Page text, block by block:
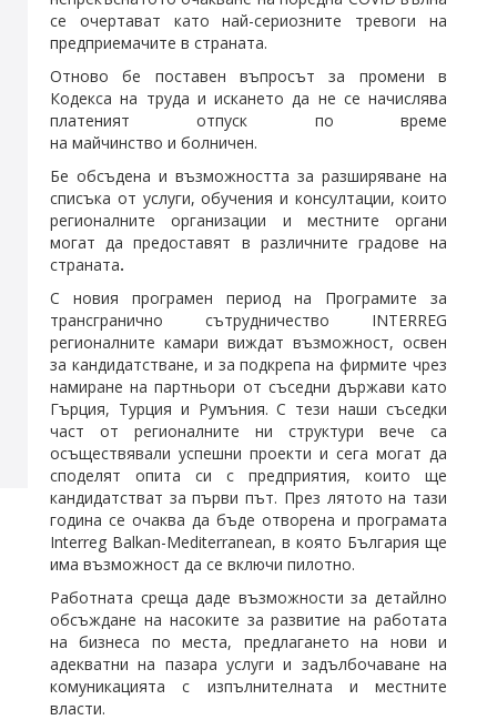
се очертават като най-сериозните тревоги на
предприемачите в страната.
Отново бе поставен въпросът за промени в
Кодекса на труда и искането да не се начислява
платеният отпуск по време
на майчинство и болничен.
Бе обсъдена и възможността за разширяване на
списъка от услуги, обучения и консултации, които
регионалните организации и местните органи
могат да предоставят в различните градове на
страната.
С новия програмен период на Програмите за
трансгранично сътрудничество INTERREG
регионалните камари виждат възможност, освен
за кандидатстване, и за подкрепа на фирмите чрез
намиране на партньори от съседни държави като
Гърция, Турция и Румъния. С тези наши съседки
част от регионалните ни структури вече са
осъществявали успешни проекти и сега могат да
споделят опита си с предприятия, които ще
кандидатстват за първи път. През лятото на тази
година се очаква да бъде отворена и програмата
Interreg Balkan-Mediterranean, в която България ще
има възможност да се включи пилотно.
Работната среща даде възможности за детайлно
обсъждане на насоките за развитие на работата
на бизнеса по места, предлагането на нови и
адекватни на пазара услуги и задълбочаване на
комуникацията с изпълнителната и местните
власти.